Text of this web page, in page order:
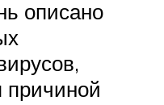
описано
причиной